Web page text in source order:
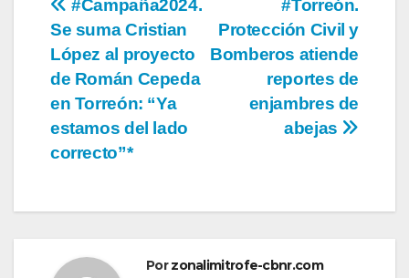
Navegación
de
entradas
#Torreón.
Protección Civil y
Bomberos atiende
reportes de
enjambres de
abejas
#Campaña2024.
Se suma Cristian
López al proyecto
de Román Cepeda
en Torreón: “Ya
estamos del lado
correcto”*
Porzonalimitrofe-cbnr.com